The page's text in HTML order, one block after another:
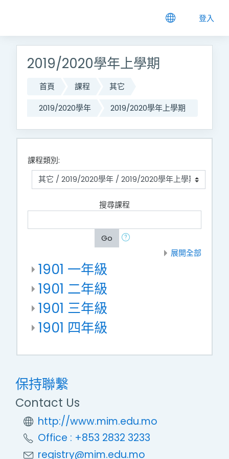
登入
2019/2020學年上學期
首頁 課程
其它
2019/2020學年
2019/2020學年上學期
課程類別:
搜尋課程
Go
展開全部
1901 一年級
1901 二年級
1901 三年級
1901 四年級
保持聯繫
Contact Us
http://www.mim.edu.mo
Office : +853 2832 3233
registry@mim.edu.mo